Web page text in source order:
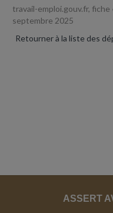
travail-emploi.gouv.fr, fiche
septembre 2025
Retourner à la liste des
ASSERT